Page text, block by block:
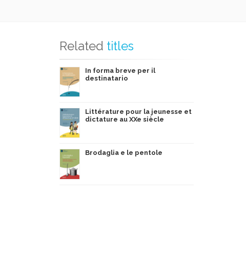
Related titles
In forma breve per il
destinatario
Littérature pour la jeunesse et
dictature au XXe siècle
Brodaglia e le pentole